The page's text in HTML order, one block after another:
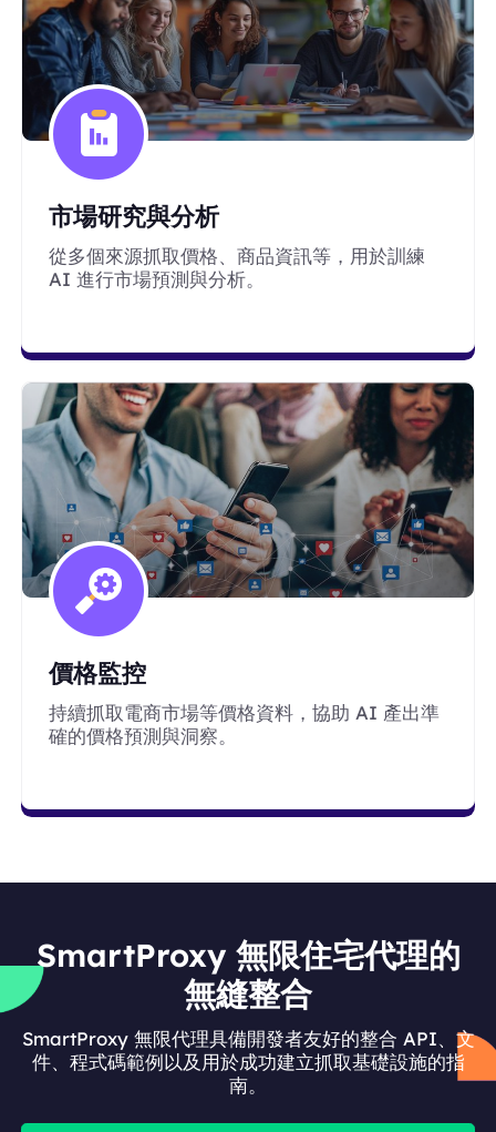
市場研究與分析
從多個來源抓取價格、商品資訊等，用於訓練
AI 進行市場預測與分析。
價格監控
持續抓取電商市場等價格資料，協助 AI 產出準
確的價格預測與洞察。
SmartProxy 無限住宅代理的
無縫整合
SmartProxy 無限代理具備開發者友好的整合 API、文
件、程式碼範例以及用於成功建立抓取基礎設施的指
南。